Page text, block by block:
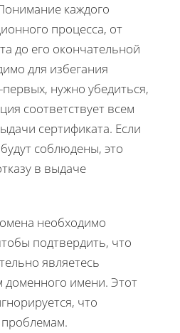
каждого
процесса, от
до его окончательной
для избегания
нужно убедиться,
соответствует всем
сертификата. Если
соблюдены, это
в выдаче
необходимо
подтвердить, что
являетесь
доменного имени. Этот
что